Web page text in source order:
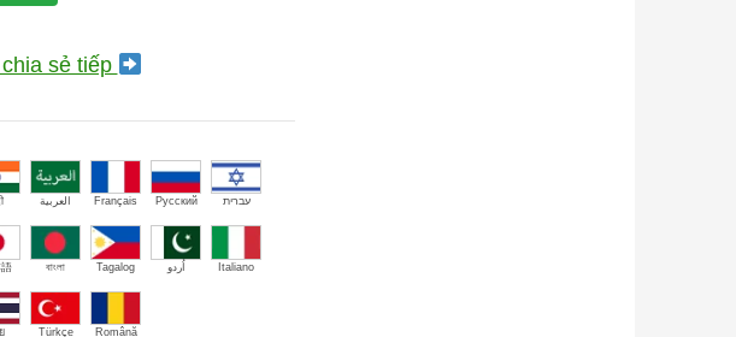
sẻ tiếp
العربية Français Русский עברית
語 বাংলা Tagalog اُردو Italiano
Türkçe Română